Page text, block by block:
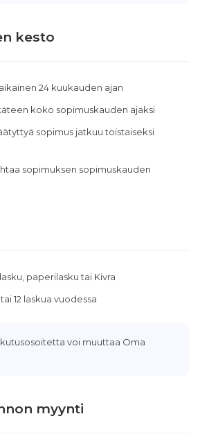
kesto
24 kuukauden ajan
koko sopimuskauden ajaksi
sopimus jatkuu toistaiseksi
sopimuksen sopimuskauden
paperilasku tai Kivra
12 laskua vuodessa
voi muuttaa Oma
myynti